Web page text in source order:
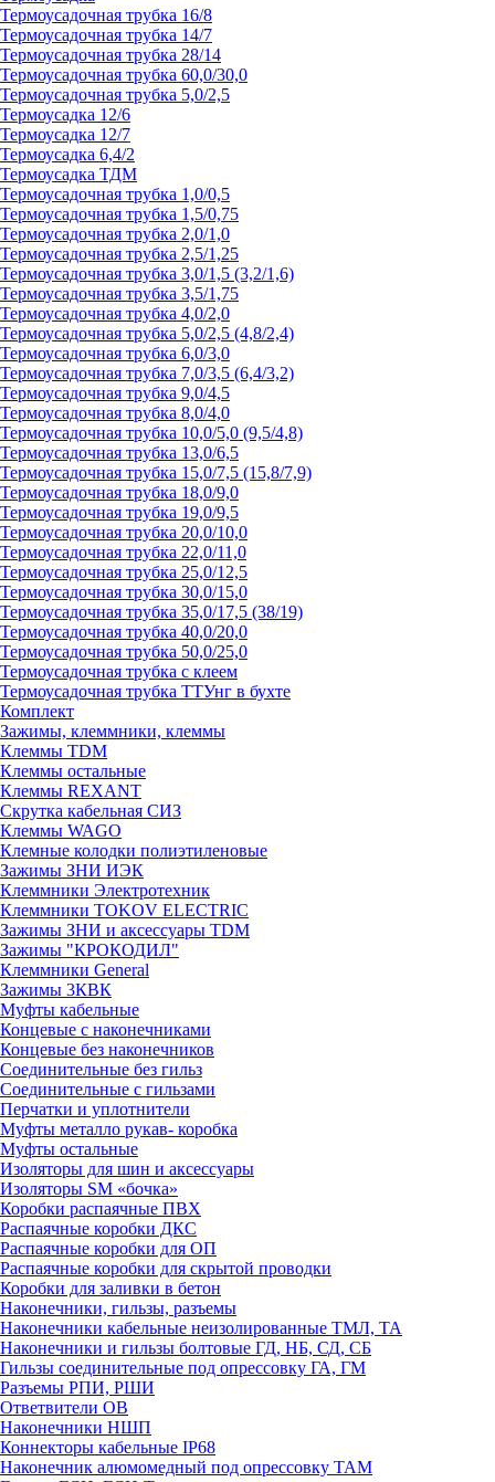
Термоусадочная трубка 16/8
Термоусадочная трубка 14/7
Термоусадочная трубка 28/14
Термоусадочная трубка 60,0/30,0
Термоусадочная трубка 5,0/2,5
Термоусадка 12/6
Термоусадка 12/7
Термоусадка 6,4/2
Термоусадка ТДМ
Термоусадочная трубка 1,0/0,5
Термоусадочная трубка 1,5/0,75
Термоусадочная трубка 2,0/1,0
Термоусадочная трубка 2,5/1,25
Термоусадочная трубка 3,0/1,5 (3,2/1,6)
Термоусадочная трубка 3,5/1,75
Термоусадочная трубка 4,0/2,0
Термоусадочная трубка 5,0/2,5 (4,8/2,4)
Термоусадочная трубка 6,0/3,0
Термоусадочная трубка 7,0/3,5 (6,4/3,2)
Термоусадочная трубка 9,0/4,5
Термоусадочная трубка 8,0/4,0
Термоусадочная трубка 10,0/5,0 (9,5/4,8)
Термоусадочная трубка 13,0/6,5
Термоусадочная трубка 15,0/7,5 (15,8/7,9)
Термоусадочная трубка 18,0/9,0
Термоусадочная трубка 19,0/9,5
Термоусадочная трубка 20,0/10,0
Термоусадочная трубка 22,0/11,0
Термоусадочная трубка 25,0/12,5
Термоусадочная трубка 30,0/15,0
Термоусадочная трубка 35,0/17,5 (38/19)
Термоусадочная трубка 40,0/20,0
Термоусадочная трубка 50,0/25,0
Термоусадочная трубка с клеем
Термоусадочная трубка ТТУнг в бухте
Комплект
Зажимы, клеммники, клеммы
Клеммы TDM
Клеммы остальные
Клеммы REXANT
Скрутка кабельная СИЗ
Клеммы WAGO
Клемные колодки полиэтиленовые
Зажимы ЗНИ ИЭК
Клеммники Электротехник
Клеммники TOKOV ELECTRIC
Зажимы ЗНИ и аксессуары TDM
Зажимы "КРОКОДИЛ"
Клеммники General
Зажимы 3КВК
Муфты кабельные
Концевые с наконечниками
Концевые без наконечников
Соединительные без гильз
Соединительные с гильзами
Перчатки и уплотнители
Муфты металло рукав- коробка
Муфты остальные
Изоляторы для шин и аксессуары
Изоляторы SM «бочка»
Коробки распаячные ПВХ
Распаячные коробки ДКС
Распаячные коробки для ОП
Распаячные коробки для скрытой проводки
Коробки для заливки в бетон
Наконечники, гильзы, разъемы
Наконечники кабельные неизолированные ТМЛ, ТА
Наконечники и гильзы болтовые ГД, НБ, СД, СБ
Гильзы соединительные под опрессовку ГА, ГМ
Разъемы РПИ, РШИ
Ответвители ОВ
Наконечники НШП
Коннекторы кабельные IP68
Наконечник алюмомедный под опрессовку ТАМ